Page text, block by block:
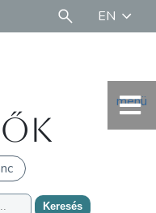
EN
menü
Keresés